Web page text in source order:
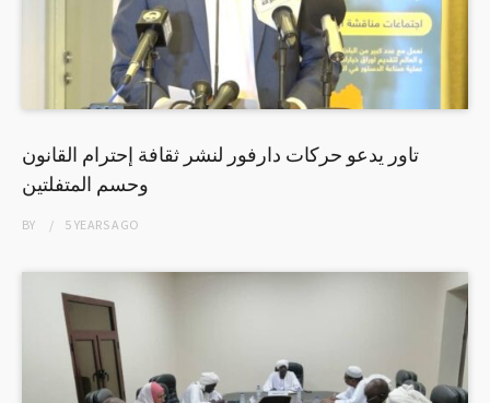
تاور يدعو حركات دارفور لنشر ثقافة إحترام القانون
وحسم المتفلتين
BY 5 YEARSAGO